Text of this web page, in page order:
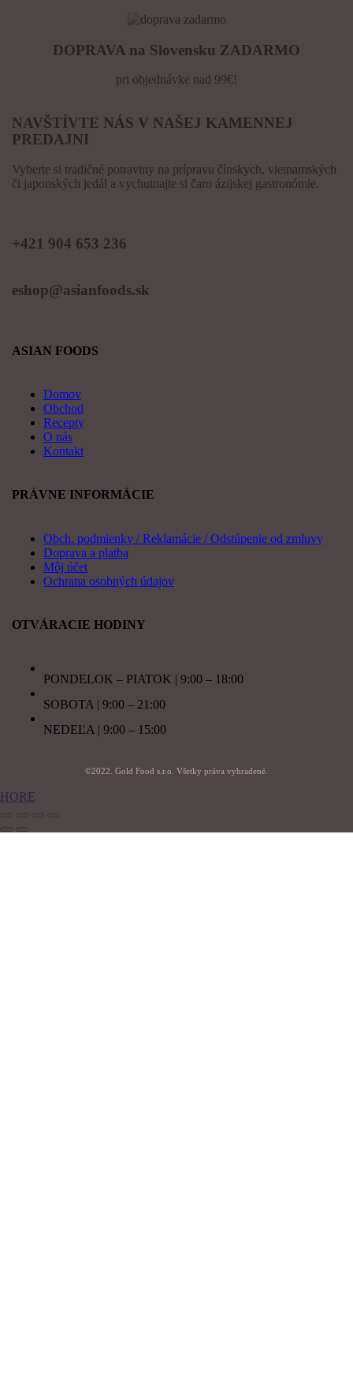
DOPRAVA na Slovensku ZADARMO
pri objednávke nad 99€!
NAVŠTÍVTE NÁS V NAŠEJ KAMENNEJ
PREDAJNI
Vyberte si tradičné potraviny na prípravu čínskych, vietnamských
či japonských jedál a vychutnajte si čaro ázijskej gastronómie.
+421 904 653 236
eshop@asianfoods.sk
ASIAN FOODS
Domov
Obchod
Recepty
O nás
Kontakt
PRÁVNE INFORMÁCIE
Obch. podmienky / Reklamácie / Odstúpenie od zmluvy
Doprava a platba
Môj účet
Ochrana osobných údajov
OTVÁRACIE HODINY
PONDELOK – PIATOK | 9:00 – 18:00
SOBOTA | 9:00 – 21:00
NEDEĽA | 9:00 – 15:00
©2022. Gold Food s.r.o. Všetky práva vyhradené.
HORE